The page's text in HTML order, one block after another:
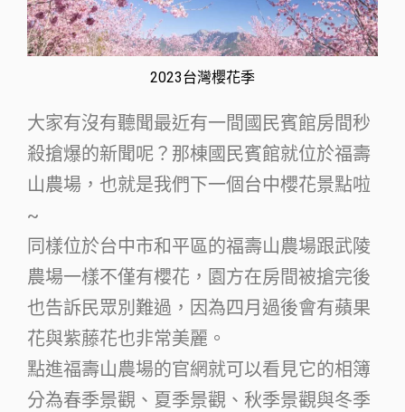
2023台灣櫻花季
大家有沒有聽聞最近有一間國民賓館房間秒
殺搶爆的新聞呢？那棟國民賓館就位於福壽
山農場，也就是我們下一個台中櫻花景點啦
~
同樣位於台中市和平區的福壽山農場跟武陵
農場一樣不僅有櫻花，園方在房間被搶完後
也告訴民眾別難過，因為四月過後會有蘋果
花與紫藤花也非常美麗。
點進福壽山農場的官網就可以看見它的相簿
分為春季景觀、夏季景觀、秋季景觀與冬季